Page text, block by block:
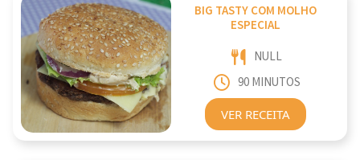
BIG TASTY COM MOLHO
ESPECIAL
NULL
90 MINUTOS
VER RECEITA